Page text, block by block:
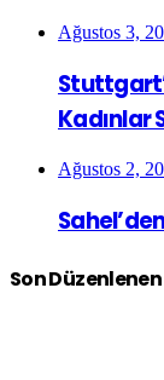
Ağustos 3,
Kadınlar
Ağustos 2,
Son